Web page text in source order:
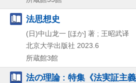
法思想史
(日)中山龙一 [ほか] 著 ; 王昭武译
北京大学出版社 2023.6
所蔵館3館
法の理論 : 特集《法実証主